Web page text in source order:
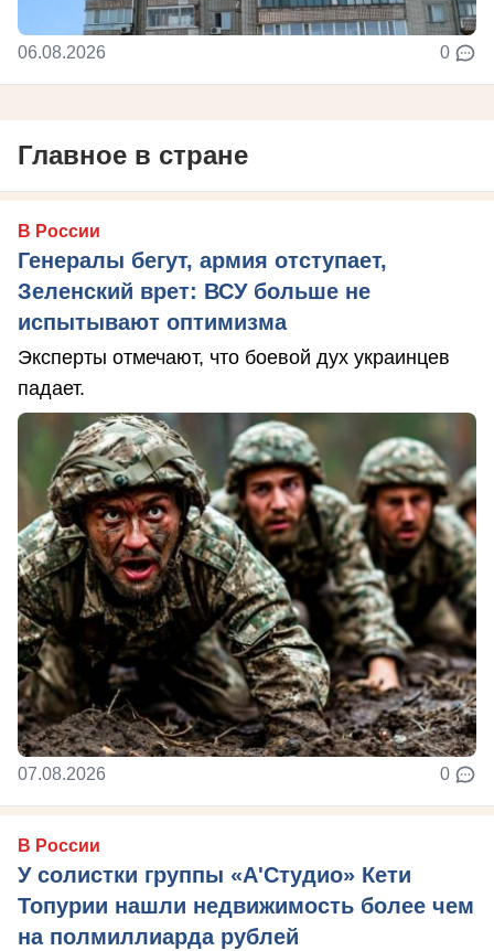
06.08.2026 0
Главное в стране
В России
Генералы бегут, армия отступает,
Зеленский врет: ВСУ больше не
испытывают оптимизма
Эксперты отмечают, что боевой дух украинцев
падает.
07.08.2026 0
В России
У солистки группы «А'Студио» Кети
Топурии нашли недвижимость более чем
на полмиллиарда рублей